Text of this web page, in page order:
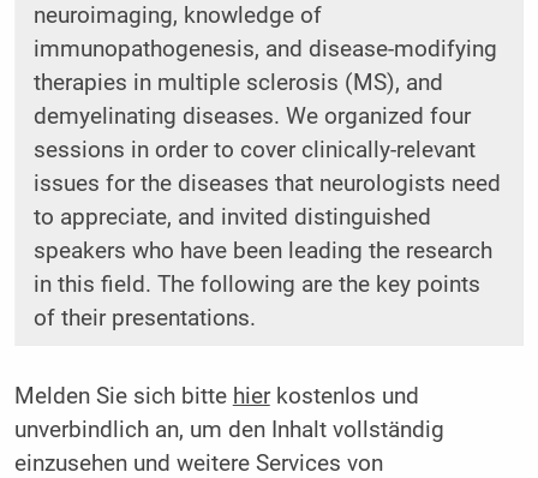
neuroimaging, knowledge of
immunopathogenesis, and disease-modifying
therapies in multiple sclerosis (MS), and
demyelinating diseases. We organized four
sessions in order to cover clinically-relevant
issues for the diseases that neurologists need
to appreciate, and invited distinguished
speakers who have been leading the research
in this field. The following are the key points
of their presentations.
Melden Sie sich bitte hierkostenlos und
unverbindlich an, um den Inhalt vollständig
einzusehen und weitere Services von